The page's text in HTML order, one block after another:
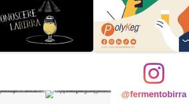
@fermentobirra